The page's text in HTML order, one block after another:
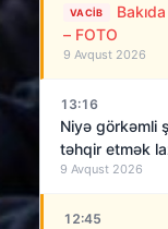
VACIB
– FOTO
9 Avqust 2026
13:16
Niyə görkəmli
təhqir etmək
9 Avqust 2026
12:45